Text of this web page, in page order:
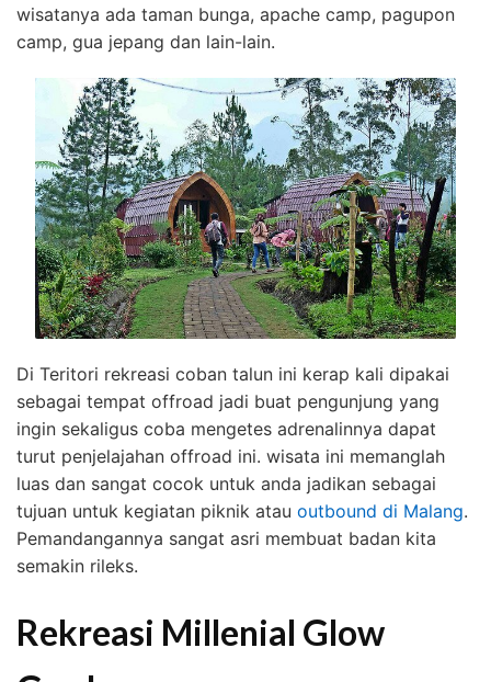
wisatanya ada taman bunga, apache camp, pagupon
camp, gua jepang dan lain-lain.
Di Teritori rekreasi coban talun ini kerap kali dipakai
sebagai tempat offroad jadi buat pengunjung yang
ingin sekaligus coba mengetes adrenalinnya dapat
turut penjelajahan offroad ini. wisata ini memanglah
luas dan sangat cocok untuk anda jadikan sebagai
tujuan untuk kegiatan piknik atau outbound di Malang.
Pemandangannya sangat asri membuat badan kita
semakin rileks.
Rekreasi Millenial Glow